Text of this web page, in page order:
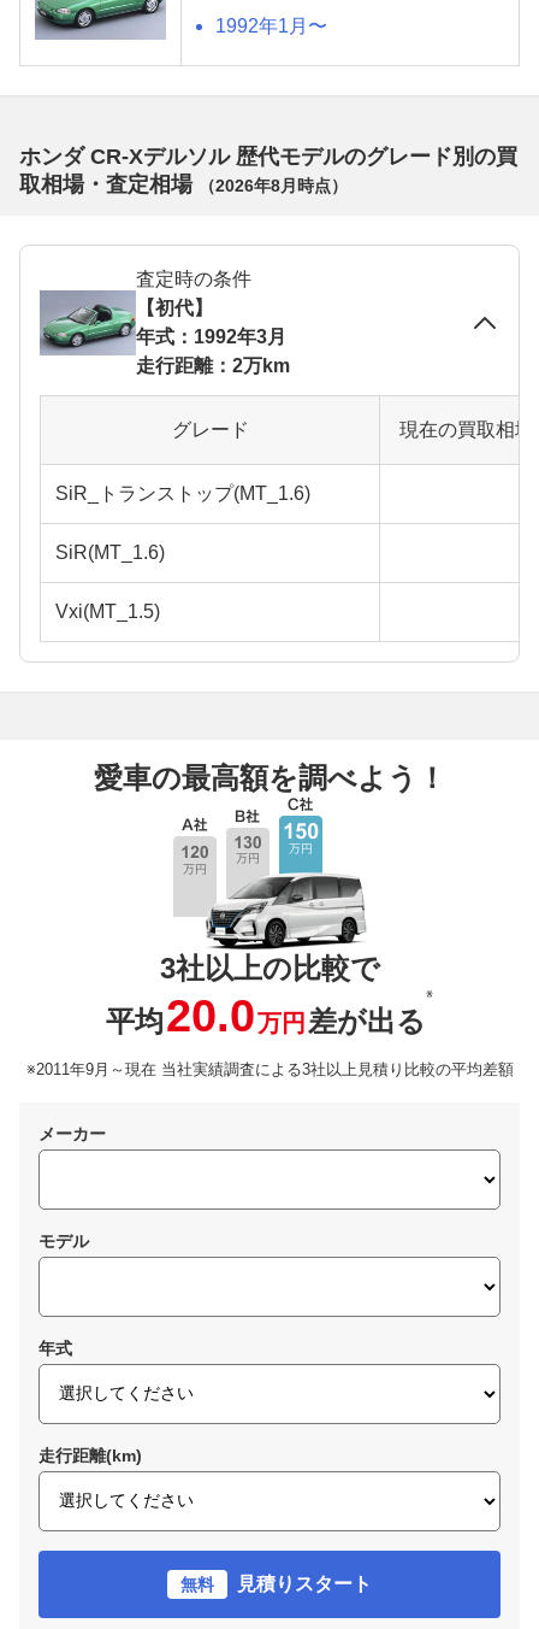
1992年1月〜
ホンダ CR-Xデルソル 歴代モデルのグレード別の買
取相場・査定相場
（2026年8月 時点）
査定時の条件
【初代】
年式：1992年3月
走行距離：2万km
グレード 現在の買取相
SiR_トランストップ(MT_1.6)
SiR(MT_1.6)
Vxi(MT_1.5)
愛車の最高額を調べよう！
3社以上の比較で
平均20.0万円 差が出る
※
※2011年9月～現在 当社実績調査による3社以上見積り比較の平均差額
メーカー
モデル
年式
走行距離(km)
無料 見積りスタート